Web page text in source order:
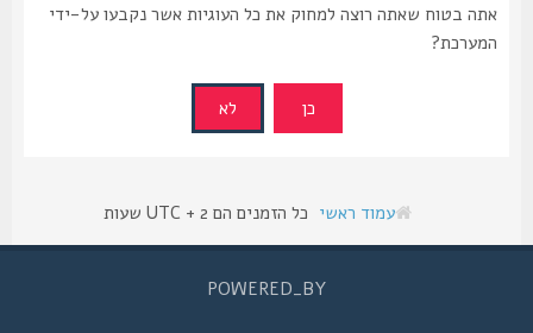
אתה בטוח שאתה רוצה למחוק את כל העוגיות אשר נקבעו על-ידי
המערכת?
עמוד ראשי כל הזמנים הם UTC + 2 שעות
POWERED_BY